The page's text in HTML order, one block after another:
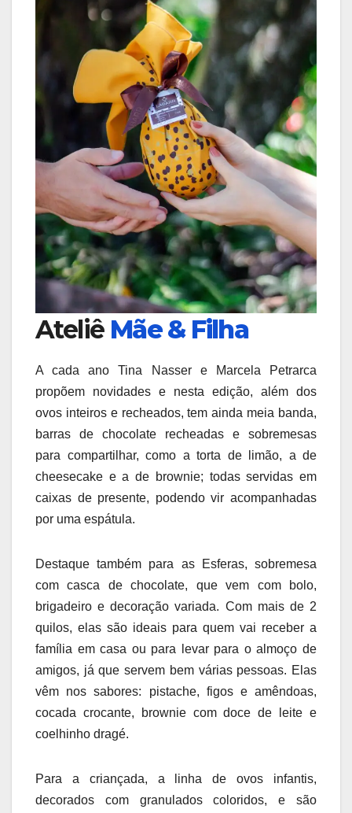
Ateliê Mãe & Filha
A cada ano Tina Nasser e Marcela Petrarca
propõem novidades e nesta edição, além dos
ovos inteiros e recheados, tem ainda meia banda,
barras de chocolate recheadas e sobremesas
para compartilhar, como a torta de limão, a de
cheesecake e a de brownie; todas servidas em
caixas de presente, podendo vir acompanhadas
por uma espátula.
Destaque também para as Esferas, sobremesa
com casca de chocolate, que vem com bolo,
brigadeiro e decoração variada. Com mais de 2
quilos, elas são ideais para quem vai receber a
família em casa ou para levar para o almoço de
amigos, já que servem bem várias pessoas. Elas
vêm nos sabores: pistache, figos e amêndoas,
cocada crocante, brownie com doce de leite e
coelhinho dragé.
Para a criançada, a linha de ovos infantis,
decorados com granulados coloridos, e são